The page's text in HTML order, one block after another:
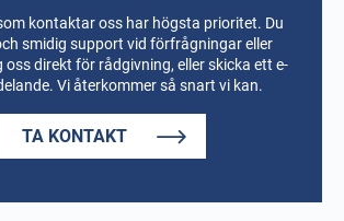
kontaktar oss har högsta prioritet. Du
smidig support vid förfrågningar eller
oss direkt för rådgivning, eller skicka ett e-
Vi återkommer så snart vi kan.
TA KONTAKT